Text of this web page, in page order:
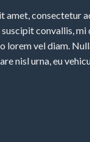
amet, consectetur
convallis, mi
lorem vel diam.
nisl urna, eu